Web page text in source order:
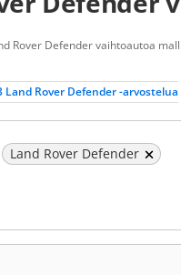
Rover Defender vaihtoautoa
Land Rover Defender -arvostelua
Land Rover Defender